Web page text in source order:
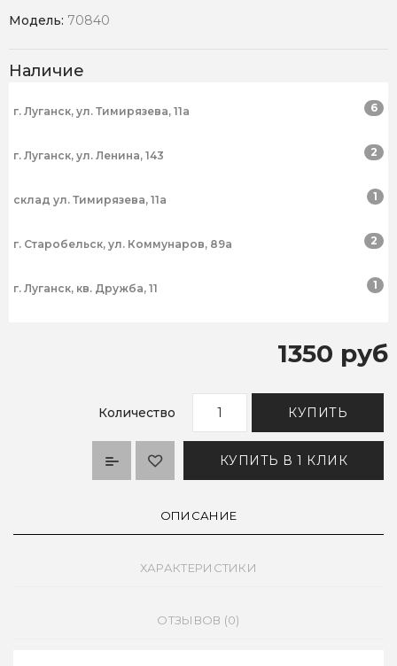
Модель: 70840
Наличие
г. Луганск, ул. Тимирязева, 11а 6
г. Луганск, ул. Ленина, 143 2
склад ул. Тимирязева, 11а 1
г. Старобельск, ул. Коммунаров, 89а 2
г. Луганск, кв. Дружба, 11 1
1350 руб
Количество КУПИТЬ
КУПИТЬ В 1 КЛИК
ОПИСАНИЕ
ХАРАКТЕРИСТИКИ
ОТЗЫВОВ (0)